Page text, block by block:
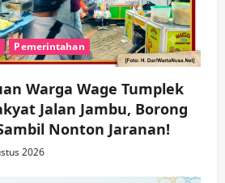
Pemerintahan
Warga Wage Tumplek
Jalan Jambu, Borong
Nonton Jaranan!
2026